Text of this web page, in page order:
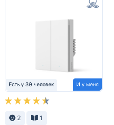
Есть у 39 человек И у меня
2 1